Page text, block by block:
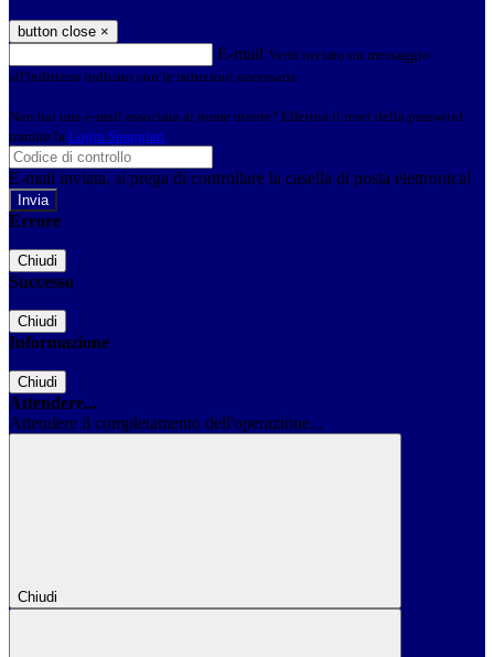
button close ×
E-mail Verrà inviato un messaggio
all'indirizzo indicato con le istruzioni necessarie.
Non hai una e-mail associata al nome utente? Effettua il reset della password
tramite la Login Spaggiari
E-mail inviata, si prega di controllare la casella di posta elettronica!
Errore
Chiudi
Successo
Chiudi
Informazione
Chiudi
Attendere...
Attendere il completamento dell'operazione...
Chiudi